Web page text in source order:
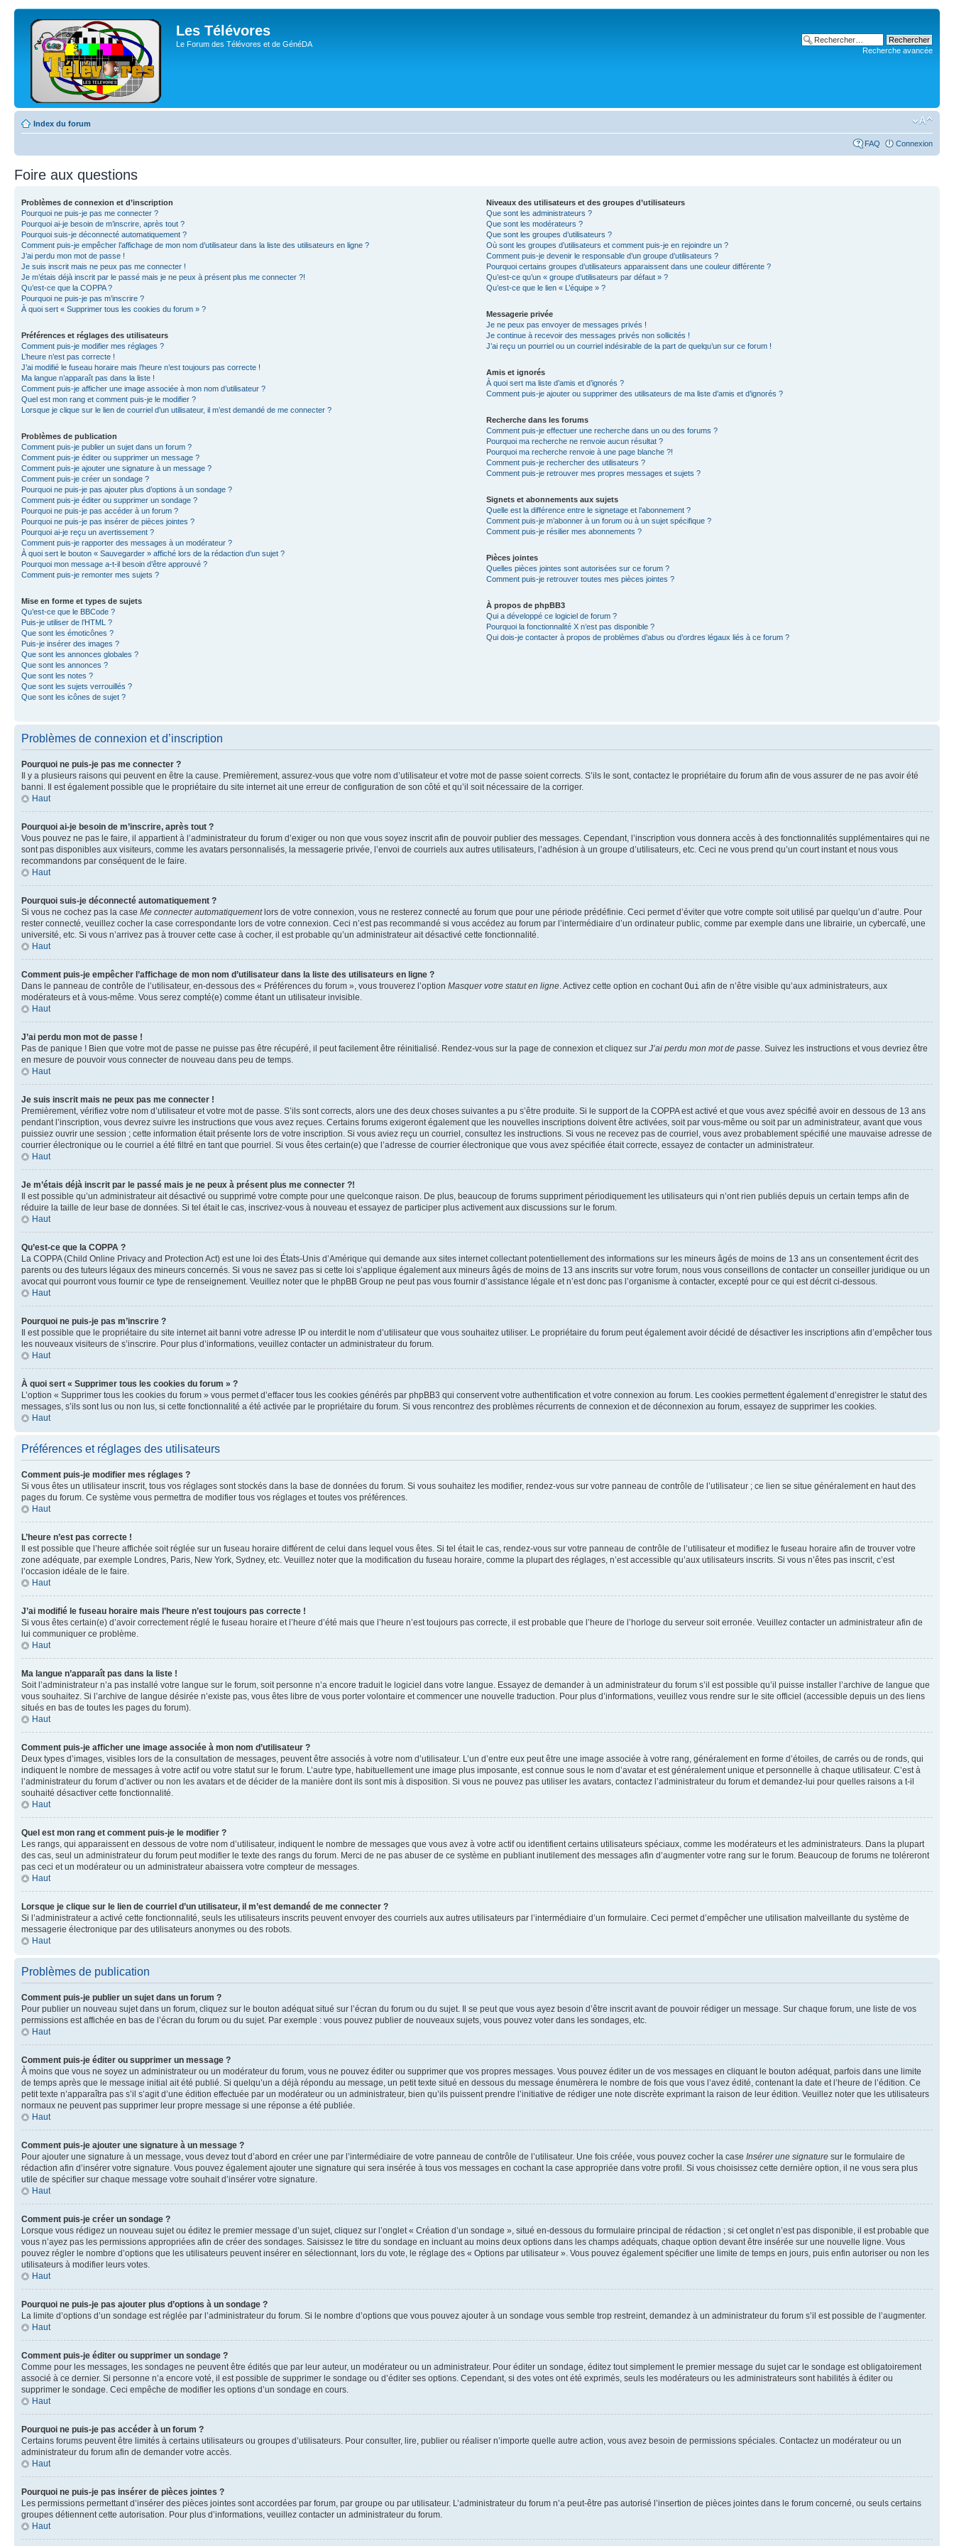
Les Télévores
Le Forum des Télévores et de GénéDA
Recherche avancée
Index du forum
FAQ Connexion
Foire aux questions
Problèmes de connexion et d’inscription
Pourquoi ne puis-je pas me connecter ?
Pourquoi ai-je besoin de m’inscrire, après tout ?
Pourquoi suis-je déconnecté automatiquement ?
Comment puis-je empêcher l’affichage de mon nom d’utilisateur dans la liste des utilisateurs en ligne ?
J’ai perdu mon mot de passe !
Je suis inscrit mais ne peux pas me connecter !
Je m’étais déjà inscrit par le passé mais je ne peux à présent plus me connecter ?!
Qu’est-ce que la COPPA ?
Pourquoi ne puis-je pas m’inscrire ?
À quoi sert « Supprimer tous les cookies du forum » ?
Préférences et réglages des utilisateurs
Comment puis-je modifier mes réglages ?
L’heure n’est pas correcte !
J’ai modifié le fuseau horaire mais l’heure n’est toujours pas correcte !
Ma langue n’apparaît pas dans la liste !
Comment puis-je afficher une image associée à mon nom d’utilisateur ?
Quel est mon rang et comment puis-je le modifier ?
Lorsque je clique sur le lien de courriel d’un utilisateur, il m’est demandé de me connecter ?
Problèmes de publication
Comment puis-je publier un sujet dans un forum ?
Comment puis-je éditer ou supprimer un message ?
Comment puis-je ajouter une signature à un message ?
Comment puis-je créer un sondage ?
Pourquoi ne puis-je pas ajouter plus d’options à un sondage ?
Comment puis-je éditer ou supprimer un sondage ?
Pourquoi ne puis-je pas accéder à un forum ?
Pourquoi ne puis-je pas insérer de pièces jointes ?
Pourquoi ai-je reçu un avertissement ?
Comment puis-je rapporter des messages à un modérateur ?
À quoi sert le bouton « Sauvegarder » affiché lors de la rédaction d’un sujet ?
Pourquoi mon message a-t-il besoin d’être approuvé ?
Comment puis-je remonter mes sujets ?
Mise en forme et types de sujets
Qu’est-ce que le BBCode ?
Puis-je utiliser de l’HTML ?
Que sont les émoticônes ?
Puis-je insérer des images ?
Que sont les annonces globales ?
Que sont les annonces ?
Que sont les notes ?
Que sont les sujets verrouillés ?
Que sont les icônes de sujet ?
Niveaux des utilisateurs et des groupes d’utilisateurs
Que sont les administrateurs ?
Que sont les modérateurs ?
Que sont les groupes d’utilisateurs ?
Où sont les groupes d’utilisateurs et comment puis-je en rejoindre un ?
Comment puis-je devenir le responsable d’un groupe d’utilisateurs ?
Pourquoi certains groupes d’utilisateurs apparaissent dans une couleur différente ?
Qu’est-ce qu’un « groupe d’utilisateurs par défaut » ?
Qu’est-ce que le lien « L’équipe » ?
Messagerie privée
Je ne peux pas envoyer de messages privés !
Je continue à recevoir des messages privés non sollicités !
J’ai reçu un pourriel ou un courriel indésirable de la part de quelqu’un sur ce forum !
Amis et ignorés
À quoi sert ma liste d’amis et d’ignorés ?
Comment puis-je ajouter ou supprimer des utilisateurs de ma liste d’amis et d’ignorés ?
Recherche dans les forums
Comment puis-je effectuer une recherche dans un ou des forums ?
Pourquoi ma recherche ne renvoie aucun résultat ?
Pourquoi ma recherche renvoie à une page blanche ?!
Comment puis-je rechercher des utilisateurs ?
Comment puis-je retrouver mes propres messages et sujets ?
Signets et abonnements aux sujets
Quelle est la différence entre le signetage et l’abonnement ?
Comment puis-je m’abonner à un forum ou à un sujet spécifique ?
Comment puis-je résilier mes abonnements ?
Pièces jointes
Quelles pièces jointes sont autorisées sur ce forum ?
Comment puis-je retrouver toutes mes pièces jointes ?
À propos de phpBB3
Qui a développé ce logiciel de forum ?
Pourquoi la fonctionnalité X n’est pas disponible ?
Qui dois-je contacter à propos de problèmes d’abus ou d’ordres légaux liés à ce forum ?
Problèmes de connexion et d’inscription
Pourquoi ne puis-je pas me connecter ?
Il y a plusieurs raisons qui peuvent en être la cause. Premièrement, assurez-vous que votre nom d’utilisateur et votre mot de passe soient corrects. S’ils le sont, contactez le propriétaire du forum afin de vous assurer de ne pas avoir été
banni. Il est également possible que le propriétaire du site internet ait une erreur de configuration de son côté et qu’il soit nécessaire de la corriger.
Haut
Pourquoi ai-je besoin de m’inscrire, après tout ?
Vous pouvez ne pas le faire, il appartient à l’administrateur du forum d’exiger ou non que vous soyez inscrit afin de pouvoir publier des messages. Cependant, l’inscription vous donnera accès à des fonctionnalités supplémentaires qui ne
sont pas disponibles aux visiteurs, comme les avatars personnalisés, la messagerie privée, l’envoi de courriels aux autres utilisateurs, l’adhésion à un groupe d’utilisateurs, etc. Ceci ne vous prend qu’un court instant et nous vous
recommandons par conséquent de le faire.
Haut
Pourquoi suis-je déconnecté automatiquement ?
Si vous ne cochez pas la case Me connecter automatiquementlors de votre connexion, vous ne resterez connecté au forum que pour une période prédéfinie. Ceci permet d’éviter que votre compte soit utilisé par quelqu’un d’autre. Pour
rester connecté, veuillez cocher la case correspondante lors de votre connexion. Ceci n’est pas recommandé si vous accédez au forum par l’intermédiaire d’un ordinateur public, comme par exemple dans une librairie, un cybercafé, une
université, etc. Si vous n’arrivez pas à trouver cette case à cocher, il est probable qu’un administrateur ait désactivé cette fonctionnalité.
Haut
Comment puis-je empêcher l’affichage de mon nom d’utilisateur dans la liste des utilisateurs en ligne ?
Dans le panneau de contrôle de l’utilisateur, en-dessous des « Préférences du forum », vous trouverez l’option Masquer votre statut en ligne. Activez cette option en cochantOui afin de n’être visible qu’aux administrateurs, aux
modérateurs et à vous-même. Vous serez compté(e) comme étant un utilisateur invisible.
Haut
J’ai perdu mon mot de passe !
Pas de panique ! Bien que votre mot de passe ne puisse pas être récupéré, il peut facilement être réinitialisé. Rendez-vous sur la page de connexion et cliquez sur J’ai perdu mon mot de passe. Suivez les instructions et vous devriez être
en mesure de pouvoir vous connecter de nouveau dans peu de temps.
Haut
Je suis inscrit mais ne peux pas me connecter !
Premièrement, vérifiez votre nom d’utilisateur et votre mot de passe. S’ils sont corrects, alors une des deux choses suivantes a pu s’être produite. Si le support de la COPPA est activé et que vous avez spécifié avoir en dessous de 13 ans
pendant l’inscription, vous devrez suivre les instructions que vous avez reçues. Certains forums exigeront également que les nouvelles inscriptions doivent être activées, soit par vous-même ou soit par un administrateur, avant que vous
puissiez ouvrir une session ; cette information était présente lors de votre inscription. Si vous aviez reçu un courriel, consultez les instructions. Si vous ne recevez pas de courriel, vous avez probablement spécifié une mauvaise adresse de
courrier électronique ou le courriel a été filtré en tant que pourriel. Si vous êtes certain(e) que l’adresse de courrier électronique que vous avez spécifiée était correcte, essayez de contacter un administrateur.
Haut
Je m’étais déjà inscrit par le passé mais je ne peux à présent plus me connecter ?!
Il est possible qu’un administrateur ait désactivé ou supprimé votre compte pour une quelconque raison. De plus, beaucoup de forums suppriment périodiquement les utilisateurs qui n’ont rien publiés depuis un certain temps afin de
réduire la taille de leur base de données. Si tel était le cas, inscrivez-vous à nouveau et essayez de participer plus activement aux discussions sur le forum.
Haut
Qu’est-ce que la COPPA ?
La COPPA (Child Online Privacy and Protection Act) est une loi des États-Unis d’Amérique qui demande aux sites internet collectant potentiellement des informations sur les mineurs âgés de moins de 13 ans un consentement écrit des
parents ou des tuteurs légaux des mineurs concernés. Si vous ne savez pas si cette loi s’applique également aux mineurs âgés de moins de 13 ans inscrits sur votre forum, nous vous conseillons de contacter un conseiller juridique ou un
avocat qui pourront vous fournir ce type de renseignement. Veuillez noter que le phpBB Group ne peut pas vous fournir d’assistance légale et n’est donc pas l’organisme à contacter, excepté pour ce qui est décrit ci-dessous.
Haut
Pourquoi ne puis-je pas m’inscrire ?
Il est possible que le propriétaire du site internet ait banni votre adresse IP ou interdit le nom d’utilisateur que vous souhaitez utiliser. Le propriétaire du forum peut également avoir décidé de désactiver les inscriptions afin d’empêcher tous
les nouveaux visiteurs de s’inscrire. Pour plus d’informations, veuillez contacter un administrateur du forum.
Haut
À quoi sert « Supprimer tous les cookies du forum » ?
L’option « Supprimer tous les cookies du forum » vous permet d’effacer tous les cookies générés par phpBB3 qui conservent votre authentification et votre connexion au forum. Les cookies permettent également d’enregistrer le statut des
messages, s’ils sont lus ou non lus, si cette fonctionnalité a été activée par le propriétaire du forum. Si vous rencontrez des problèmes récurrents de connexion et de déconnexion au forum, essayez de supprimer les cookies.
Haut
Préférences et réglages des utilisateurs
Comment puis-je modifier mes réglages ?
Si vous êtes un utilisateur inscrit, tous vos réglages sont stockés dans la base de données du forum. Si vous souhaitez les modifier, rendez-vous sur votre panneau de contrôle de l’utilisateur ; ce lien se situe généralement en haut des
pages du forum. Ce système vous permettra de modifier tous vos réglages et toutes vos préférences.
Haut
L’heure n’est pas correcte !
Il est possible que l’heure affichée soit réglée sur un fuseau horaire différent de celui dans lequel vous êtes. Si tel était le cas, rendez-vous sur votre panneau de contrôle de l’utilisateur et modifiez le fuseau horaire afin de trouver votre
zone adéquate, par exemple Londres, Paris, New York, Sydney, etc. Veuillez noter que la modification du fuseau horaire, comme la plupart des réglages, n’est accessible qu’aux utilisateurs inscrits. Si vous n’êtes pas inscrit, c’est
l’occasion idéale de le faire.
Haut
J’ai modifié le fuseau horaire mais l’heure n’est toujours pas correcte !
Si vous êtes certain(e) d’avoir correctement réglé le fuseau horaire et l’heure d’été mais que l’heure n’est toujours pas correcte, il est probable que l’heure de l’horloge du serveur soit erronée. Veuillez contacter un administrateur afin de
lui communiquer ce problème.
Haut
Ma langue n’apparaît pas dans la liste !
Soit l’administrateur n’a pas installé votre langue sur le forum, soit personne n’a encore traduit le logiciel dans votre langue. Essayez de demander à un administrateur du forum s’il est possible qu’il puisse installer l’archive de langue que
vous souhaitez. Si l’archive de langue désirée n’existe pas, vous êtes libre de vous porter volontaire et commencer une nouvelle traduction. Pour plus d’informations, veuillez vous rendre sur le site officiel (accessible depuis un des liens
situés en bas de toutes les pages du forum).
Haut
Comment puis-je afficher une image associée à mon nom d’utilisateur ?
Deux types d’images, visibles lors de la consultation de messages, peuvent être associés à votre nom d’utilisateur. L’un d’entre eux peut être une image associée à votre rang, généralement en forme d’étoiles, de carrés ou de ronds, qui
indiquent le nombre de messages à votre actif ou votre statut sur le forum. L’autre type, habituellement une image plus imposante, est connue sous le nom d’avatar et est généralement unique et personnelle à chaque utilisateur. C’est à
l’administrateur du forum d’activer ou non les avatars et de décider de la manière dont ils sont mis à disposition. Si vous ne pouvez pas utiliser les avatars, contactez l’administrateur du forum et demandez-lui pour quelles raisons a t-il
souhaité désactiver cette fonctionnalité.
Haut
Quel est mon rang et comment puis-je le modifier ?
Les rangs, qui apparaissent en dessous de votre nom d’utilisateur, indiquent le nombre de messages que vous avez à votre actif ou identifient certains utilisateurs spéciaux, comme les modérateurs et les administrateurs. Dans la plupart
des cas, seul un administrateur du forum peut modifier le texte des rangs du forum. Merci de ne pas abuser de ce système en publiant inutilement des messages afin d’augmenter votre rang sur le forum. Beaucoup de forums ne toléreront
pas ceci et un modérateur ou un administrateur abaissera votre compteur de messages.
Haut
Lorsque je clique sur le lien de courriel d’un utilisateur, il m’est demandé de me connecter ?
Si l’administrateur a activé cette fonctionnalité, seuls les utilisateurs inscrits peuvent envoyer des courriels aux autres utilisateurs par l’intermédiaire d’un formulaire. Ceci permet d’empêcher une utilisation malveillante du système de
messagerie électronique par des utilisateurs anonymes ou des robots.
Haut
Problèmes de publication
Comment puis-je publier un sujet dans un forum ?
Pour publier un nouveau sujet dans un forum, cliquez sur le bouton adéquat situé sur l’écran du forum ou du sujet. Il se peut que vous ayez besoin d’être inscrit avant de pouvoir rédiger un message. Sur chaque forum, une liste de vos
permissions est affichée en bas de l’écran du forum ou du sujet. Par exemple : vous pouvez publier de nouveaux sujets, vous pouvez voter dans les sondages, etc.
Haut
Comment puis-je éditer ou supprimer un message ?
À moins que vous ne soyez un administrateur ou un modérateur du forum, vous ne pouvez éditer ou supprimer que vos propres messages. Vous pouvez éditer un de vos messages en cliquant le bouton adéquat, parfois dans une limite
de temps après que le message initial ait été publié. Si quelqu’un a déjà répondu au message, un petit texte situé en dessous du message énumèrera le nombre de fois que vous l’avez édité, contenant la date et l’heure de l’édition. Ce
petit texte n’apparaîtra pas s’il s’agit d’une édition effectuée par un modérateur ou un administrateur, bien qu’ils puissent prendre l’initiative de rédiger une note discrète exprimant la raison de leur édition. Veuillez noter que les utilisateurs
normaux ne peuvent pas supprimer leur propre message si une réponse a été publiée.
Haut
Comment puis-je ajouter une signature à un message ?
Pour ajouter une signature à un message, vous devez tout d’abord en créer une par l’intermédiaire de votre panneau de contrôle de l’utilisateur. Une fois créée, vous pouvez cocher la case Insérer une signature sur le formulaire de
rédaction afin d’insérer votre signature. Vous pouvez également ajouter une signature qui sera insérée à tous vos messages en cochant la case appropriée dans votre profil. Si vous choisissez cette dernière option, il ne vous sera plus
utile de spécifier sur chaque message votre souhait d’insérer votre signature.
Haut
Comment puis-je créer un sondage ?
Lorsque vous rédigez un nouveau sujet ou éditez le premier message d’un sujet, cliquez sur l’onglet « Création d’un sondage », situé en-dessous du formulaire principal de rédaction ; si cet onglet n’est pas disponible, il est probable que
vous n’ayez pas les permissions appropriées afin de créer des sondages. Saisissez le titre du sondage en incluant au moins deux options dans les champs adéquats, chaque option devant être insérée sur une nouvelle ligne. Vous
pouvez régler le nombre d’options que les utilisateurs peuvent insérer en sélectionnant, lors du vote, le réglage des « Options par utilisateur ». Vous pouvez également spécifier une limite de temps en jours, puis enfin autoriser ou non les
utilisateurs à modifier leurs votes.
Haut
Pourquoi ne puis-je pas ajouter plus d’options à un sondage ?
La limite d’options d’un sondage est réglée par l’administrateur du forum. Si le nombre d’options que vous pouvez ajouter à un sondage vous semble trop restreint, demandez à un administrateur du forum s’il est possible de l’augmenter.
Haut
Comment puis-je éditer ou supprimer un sondage ?
Comme pour les messages, les sondages ne peuvent être édités que par leur auteur, un modérateur ou un administrateur. Pour éditer un sondage, éditez tout simplement le premier message du sujet car le sondage est obligatoirement
associé à ce dernier. Si personne n’a encore voté, il est possible de supprimer le sondage ou d’éditer ses options. Cependant, si des votes ont été exprimés, seuls les modérateurs ou les administrateurs sont habilités à éditer ou
supprimer le sondage. Ceci empêche de modifier les options d’un sondage en cours.
Haut
Pourquoi ne puis-je pas accéder à un forum ?
Certains forums peuvent être limités à certains utilisateurs ou groupes d’utilisateurs. Pour consulter, lire, publier ou réaliser n’importe quelle autre action, vous avez besoin de permissions spéciales. Contactez un modérateur ou un
administrateur du forum afin de demander votre accès.
Haut
Pourquoi ne puis-je pas insérer de pièces jointes ?
Les permissions permettant d’insérer des pièces jointes sont accordées par forum, par groupe ou par utilisateur. L’administrateur du forum n’a peut-être pas autorisé l’insertion de pièces jointes dans le forum concerné, ou seuls certains
groupes détiennent cette autorisation. Pour plus d’informations, veuillez contacter un administrateur du forum.
Haut